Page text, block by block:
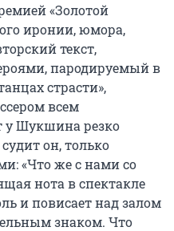
«Золотой
иронии, юмора,
текст,
пародируемый в
страсти»,
всем
у Шукшина резко
он, только
«Что же с нами со
нота в спектакле
и повисает над залом
знаком. Что